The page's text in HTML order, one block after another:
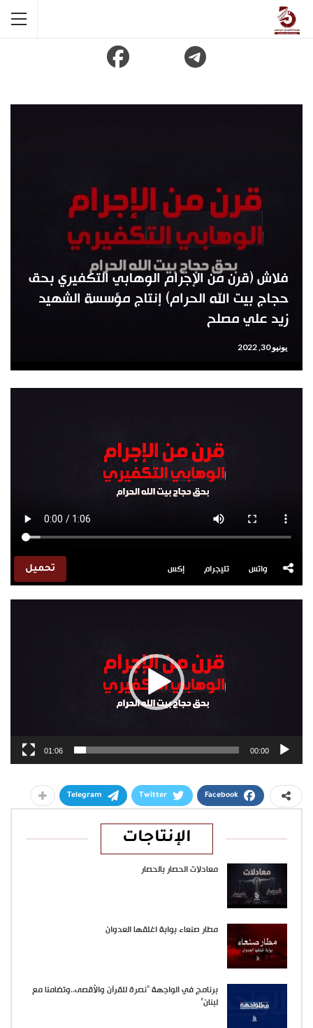
فلاش (قرن من الإجرام الوهابي التكفيري بحق
حجاج بيت الله الحرام) إنتاج مؤسسة الشهيد
زيد علي مصلح
يونيو 30, 2022
واتس تليجرام إكس تحميل
00:00
01:06
Facebook
Twitter
Telegram
الإنتاجات
معادلات الحصار بالحصار
مطار صنعاء بوابة اغلقها العدوان
برنامج في الواجهة “نصرة للقرآن والأقصى..وتضامنا مع
لبنان”